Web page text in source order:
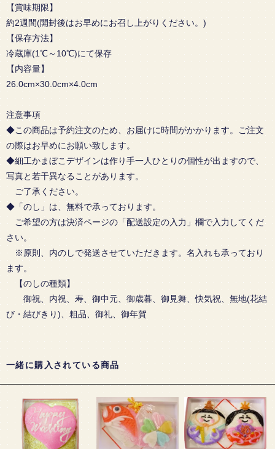
【賞味期限】
約2週間(開封後はお早めにお召し上がりください。)
【保存方法】
冷蔵庫(1℃～10℃)にて保存
【内容量】
26.0cm×30.0cm×4.0cm
注意事項
◆この商品は予約注文のため、お届けに時間がかかります。ご注文
の際はお早めにお願い致します。
◆細工かまぼこデザインは作り手一人ひとりの個性が出ますので、
写真と若干異なることがあります。
ご了承ください。
◆「のし」は、無料で承っております。
ご希望の方は決済ページの「配送設定の入力」欄で入力してくだ
さい。
※原則、内のしで発送させていただきます。名入れも承っており
ます。
【のしの種類】
御祝、内祝、寿、御中元、御歳暮、御見舞、快気祝、無地(花結
び・結びきり)、粗品、御礼、御年賀
一緒に購入されている商品